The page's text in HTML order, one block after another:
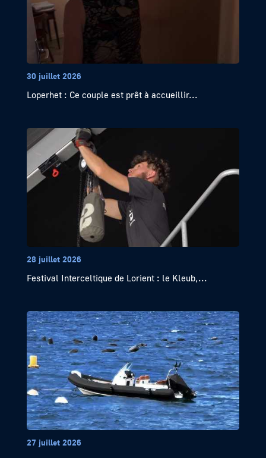
30 juillet 2026
Loperhet : Ce couple est prêt à accueillir...
28 juillet 2026
Festival Interceltique de Lorient : le Kleub,...
27 juillet 2026